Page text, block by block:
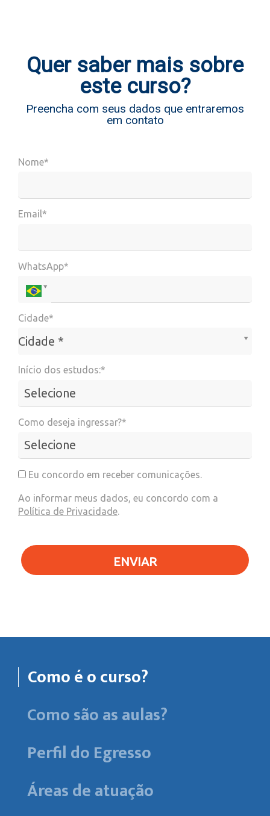
Quer saber mais sobre
este curso?
Preencha com seus dados que entraremos
em contato
Nome*
Email*
WhatsApp*
Cidade*
Cidade *
Cidade*
Início dos estudos:*
Como deseja ingressar?*
Eu concordo em receber comunicações.
Ao informar meus dados, eu concordo com a
Política de Privacidade.
ENVIAR
Como é o curso?
Como são as aulas?
Perfil do Egresso
Áreas de atuação